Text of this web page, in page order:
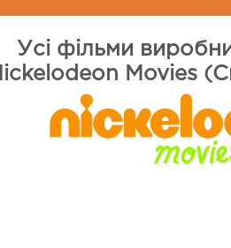
Усі фільми
Movies